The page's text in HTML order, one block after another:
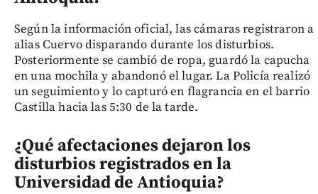
Según la información oficial, las cámaras registraron a
alias Cuervo disparando durante los disturbios.
Posteriormente se cambió de ropa, guardó la capucha
en una mochila y abandonó el lugar. La Policía realizó
un seguimiento y lo capturó en flagrancia en el barrio
Castilla hacia las 5:30 de la tarde.
¿Qué afectaciones dejaron los
disturbios registrados en la
Universidad de Antioquia?